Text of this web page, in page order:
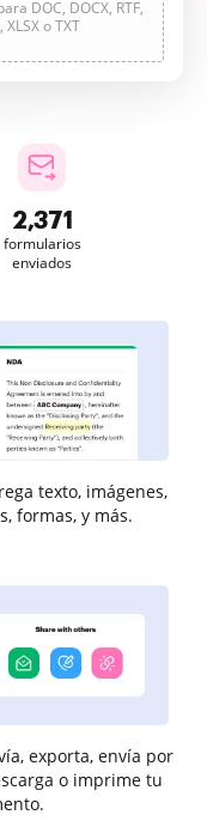
DOC, DOCX, RTF,
XLSX o TXT
2,371
formularios
enviados
texto, imágenes,
formas, y más.
exporta, envía por
o imprime tu